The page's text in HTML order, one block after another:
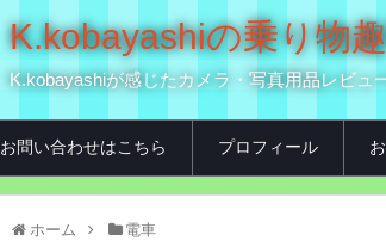
K.kobayashiの乗り物
K.kobayashiが感じたカメラ・写真用品レビュ
お問い合わせはこちら プロフィール
ホーム 電車